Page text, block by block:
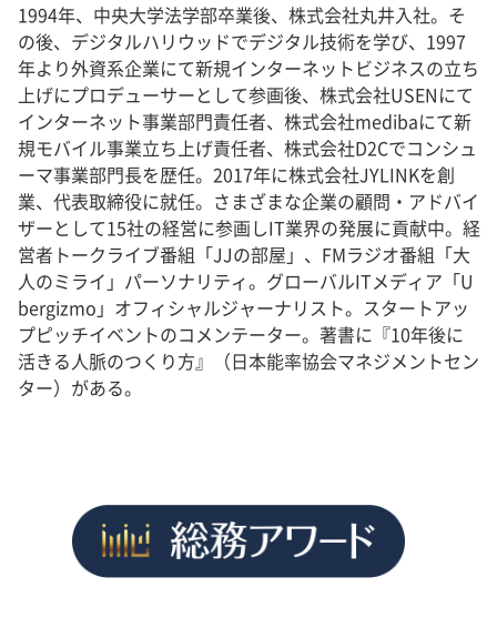
1994年、中央大学法学部卒業後、株式会社丸井入社。そ
の後、デジタルハリウッドでデジタル技術を学び、1997
年より外資系企業にて新規インターネットビジネスの立ち
上げにプロデューサーとして参画後、株式会社USENにて
インターネット事業部門責任者、株式会社medibaにて新
規モバイル事業立ち上げ責任者、株式会社D2Cでコンシュ
ーマ事業部門長を歴任。2017年に株式会社JYLINKを創
業、代表取締役に就任。さまざまな企業の顧問・アドバイ
ザーとして15社の経営に参画しIT業界の発展に貢献中。経
営者トークライブ番組「JJの部屋」、FMラジオ番組「大
人のミライ」パーソナリティ。グローバルITメディア「U
bergizmo」オフィシャルジャーナリスト。スタートアッ
プピッチイベントのコメンテーター。著書に『10年後に
活きる人脈のつくり方』（日本能率協会マネジメントセン
ター）がある。